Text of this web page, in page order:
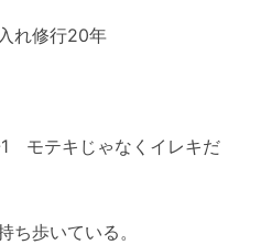
れ修行20年
モテキじゃなくイレキだ
ち歩いている。